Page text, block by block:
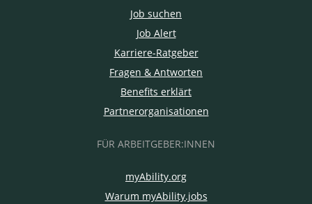
Job suchen
Job Alert
Karriere-Ratgeber
Fragen & Antworten
Benefits erklärt
Partnerorganisationen
FÜR ARBEITGEBER:INNEN
myAbility.org
Warum myAbility.jobs